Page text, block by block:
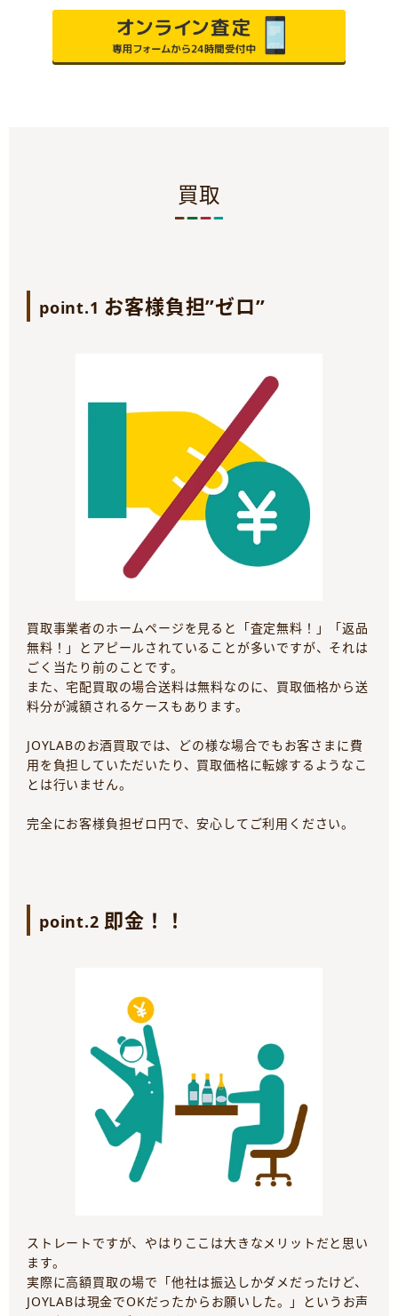
買取
point.1 お客様負担”ゼロ”
買取事業者のホームページを見ると「査定無料！」「返品
無料！」とアピールされていることが多いですが、それは
ごく当たり前のことです。
また、宅配買取の場合送料は無料なのに、買取価格から送
料分が減額されるケースもあります。
JOYLABのお酒買取では、どの様な場合でもお客さまに費
用を負担していただいたり、買取価格に転嫁するようなこ
とは行いません。
完全にお客様負担ゼロ円で、安心してご利用ください。
point.2即金！！
ストレートですが、やはりここは大きなメリットだと思い
ます。
実際に高額買取の場で「他社は振込しかダメだったけど、
JOYLABは現金でOKだったからお願いした。」というお声